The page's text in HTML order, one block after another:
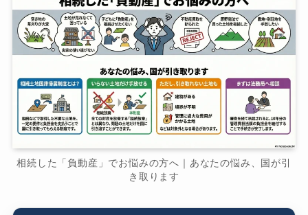
相続した「負動産」でお悩みの方へ｜あなたの悩み、国が引
き取ります